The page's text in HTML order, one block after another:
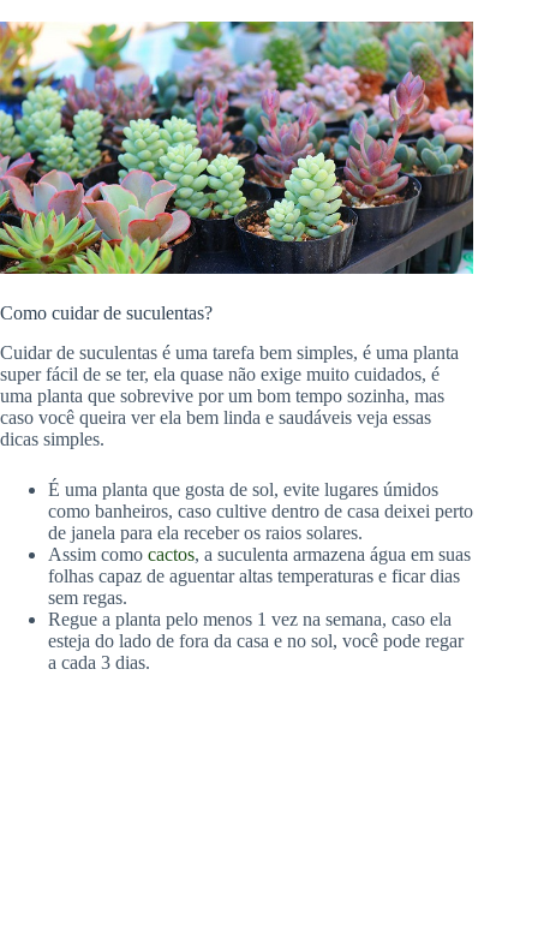
Como cuidar de suculentas?
Cuidar de suculentas é uma tarefa bem simples, é uma planta
super fácil de se ter, ela quase não exige muito cuidados, é
uma planta que sobrevive por um bom tempo sozinha, mas
caso você queira ver ela bem linda e saudáveis veja essas
dicas simples.
É uma planta que gosta de sol, evite lugares úmidos
como banheiros, caso cultive dentro de casa deixei perto
de janela para ela receber os raios solares.
Assim como cactos, a suculenta armazena água em suas
folhas capaz de aguentar altas temperaturas e ficar dias
sem regas.
Regue a planta pelo menos 1 vez na semana, caso ela
esteja do lado de fora da casa e no sol, você pode regar
a cada 3 dias.